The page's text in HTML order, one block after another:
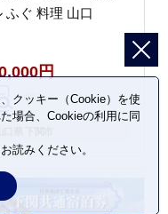
ふぐ 料理 山口
円
クッキー（Cookie）を使
場合、Cookieの利用に同
読みください。